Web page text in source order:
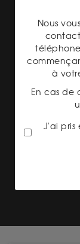
Nous
à
En cas de
J'ai pris